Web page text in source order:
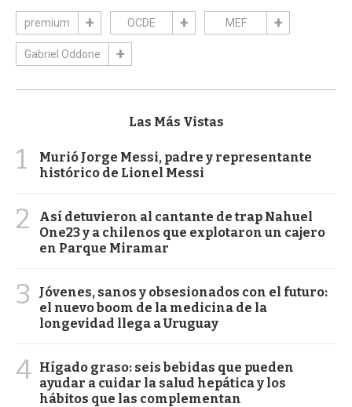
premium OCDE MEF
Gabriel Oddone
Las Más Vistas
1
Murió Jorge Messi, padre y representante
histórico de Lionel Messi
2
Así detuvieron al cantante de trap Nahuel
One23 y a chilenos que explotaron un cajero
en Parque Miramar
3
Jóvenes, sanos y obsesionados con el futuro:
el nuevo boom de la medicina de la
longevidad llega a Uruguay
4 Hígado graso: seis bebidas que pueden
ayudar a cuidar la salud hepática y los
hábitos que las complementan